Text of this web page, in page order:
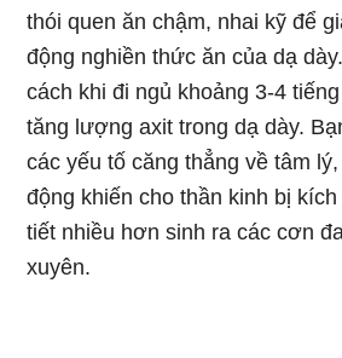
thói quen ăn chậm, nhai kỹ để
động nghiền thức ăn của dạ
cách khi đi ngủ khoảng 3-4
tăng lượng axit trong dạ dày.
các yếu tố căng thẳng về tâm
động khiến cho thần kinh bị
tiết nhiều hơn sinh ra các cơn
xuyên.